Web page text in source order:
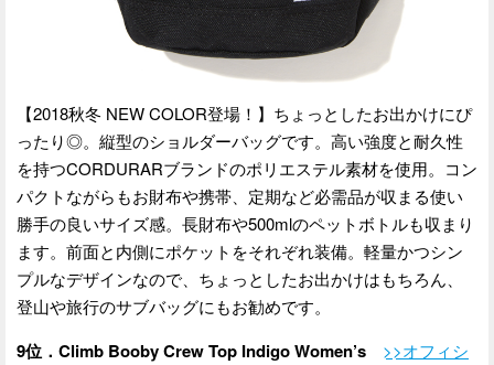
【2018秋冬 NEW COLOR登場！】ちょっとしたお出かけにぴ
ったり◎。縦型のショルダーバッグです。高い強度と耐久性
を持つCORDURARブランドのポリエステル素材を使用。コン
パクトながらもお財布や携帯、定期など必需品が収まる使い
勝手の良いサイズ感。長財布や500mlのペットボトルも収まり
ます。前面と内側にポケットをそれぞれ装備。軽量かつシン
プルなデザインなので、ちょっとしたお出かけはもちろん、
登山や旅行のサブバッグにもお勧めです。
9位．Climb Booby Crew Top Indigo Women’s
>>オフィシ